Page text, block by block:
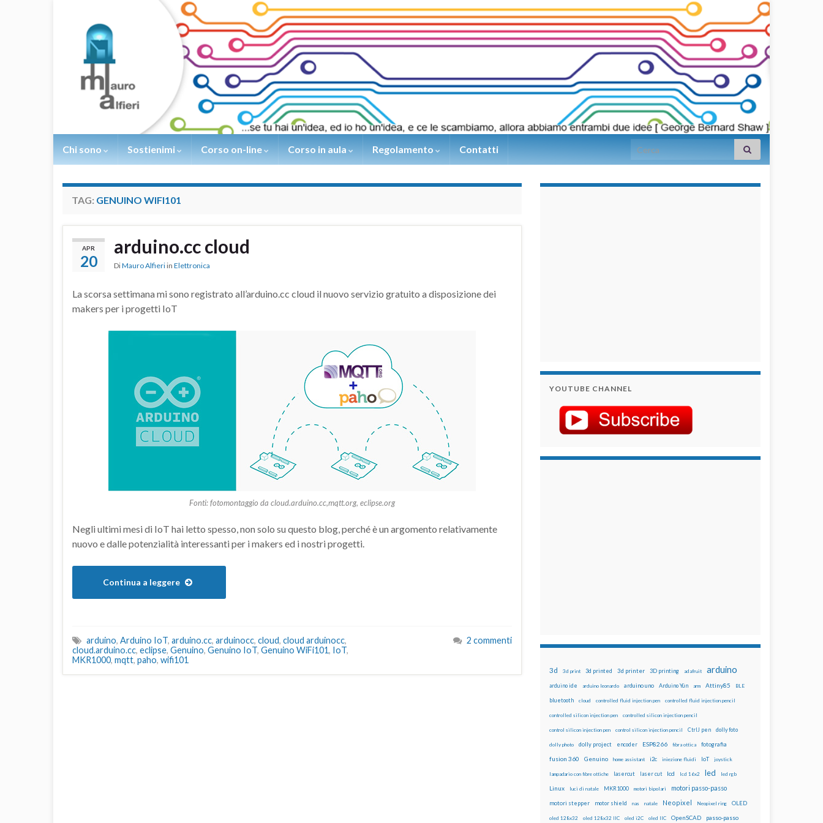
Chi sono Sostienimi Corso on-line Corso in aula Regolamento Contatti Search for:
TAG: GENUINO WIFI101
APR
20
arduino.cc cloud
DiMauro Alfieri in Elettronica
La scorsa settimana mi sono registrato all’arduino.cc cloud il nuovo servizio gratuito a disposizione dei
makers per i progetti IoT
Fonti: fotomontaggio da cloud.arduino.cc,mqtt.org, eclipse.org
Negli ultimi mesi di IoT hai letto spesso, non solo su questo blog, perché è un argomento relativamente
nuovo e dalle potenzialità interessanti per i makers ed i nostri progetti.
Continua a leggere
arduino, Arduino IoT, arduino.cc, arduinocc, cloud, cloud arduinocc,
cloud.arduino.cc, eclipse, Genuino, Genuino IoT, Genuino WiFi101, IoT,
MKR1000, mqtt, paho, wifi101
2 commenti
YOUTUBE CHANNEL
3d 3d print 3d printed 3d printer 3D printing adafruit arduino
arduino ide arduino leonardo arduino uno Arduino Yún arm Attiny85 BLE
bluetooth cloud controlled fluid injection pen controlled fluid injection pencil
controlled silicon injection pen controlled silicon injection pencil
control silicon injection pen control silicon injection pencil CtrlJ pen dolly foto
dolly photo dolly project encoder ESP8266 fibra ottica fotografia
fusion 360 Genuino home assistant i2c iniezione fluidi IoT joystick
lampadario con fibre ottiche lasercut laser cut lcd lcd 16x2 led led rgb
Linux luci di natale MKR1000 motori bipolari motori passo-passo
motori stepper motor shield nas natale Neopixel Neopixel ring OLED
oled 128x32 oled 128x32 IIC oled i2C oled IIC OpenSCAD passo-passo